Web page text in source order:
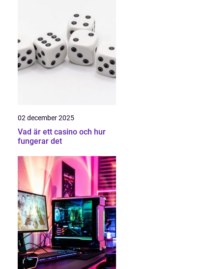
02 december 2025
Vad är ett casino och hur
fungerar det